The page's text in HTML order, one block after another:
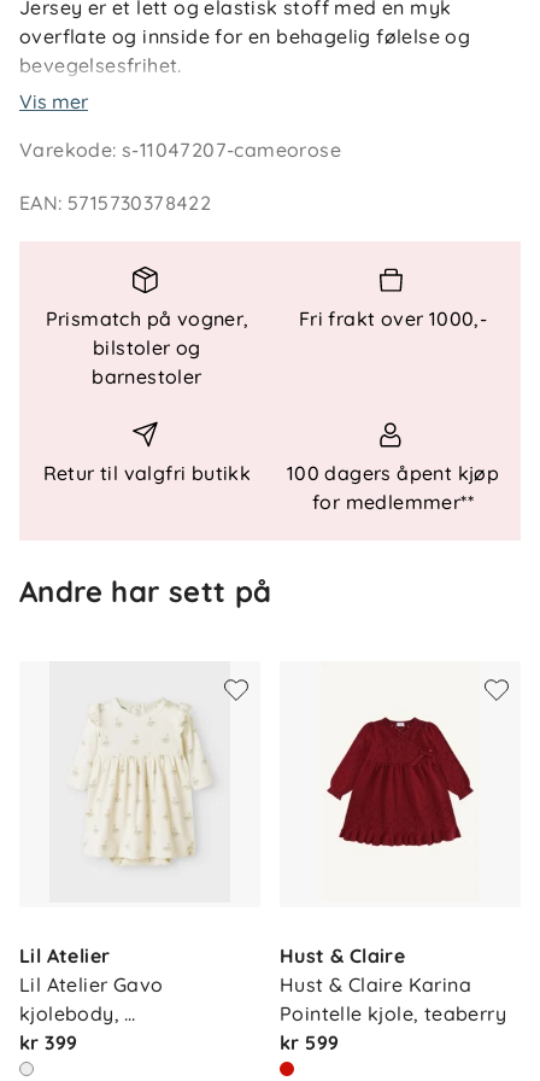
Jersey er et lett og elastisk stoff med en myk
overflate og innside for en behagelig følelse og
bevegelsesfrihet.
Hals : O-hals
Detaljer : Babylock-detaljer, Rysjer
Vis mer
Varekode:s-11047207-cameorose
EAN: 5715730378422
Prismatch på vogner,
bilstoler og
barnestoler
Fri frakt over 1000,-
Retur til valgfri butikk
100 dagers åpent kjøp
for medlemmer**
Andre har sett på
Lil Atelier
Lil Atelier Gavo
kjolebody,
pastelparchm…
kr 399
Hust & Claire
Hust & Claire Karina
Pointelle kjole, teaberry
kr 599
Våre butikker
Vårt samfunnsansvar
Jobbe i Barnas Hus
Frakt og levering
Retur og reklamasjon